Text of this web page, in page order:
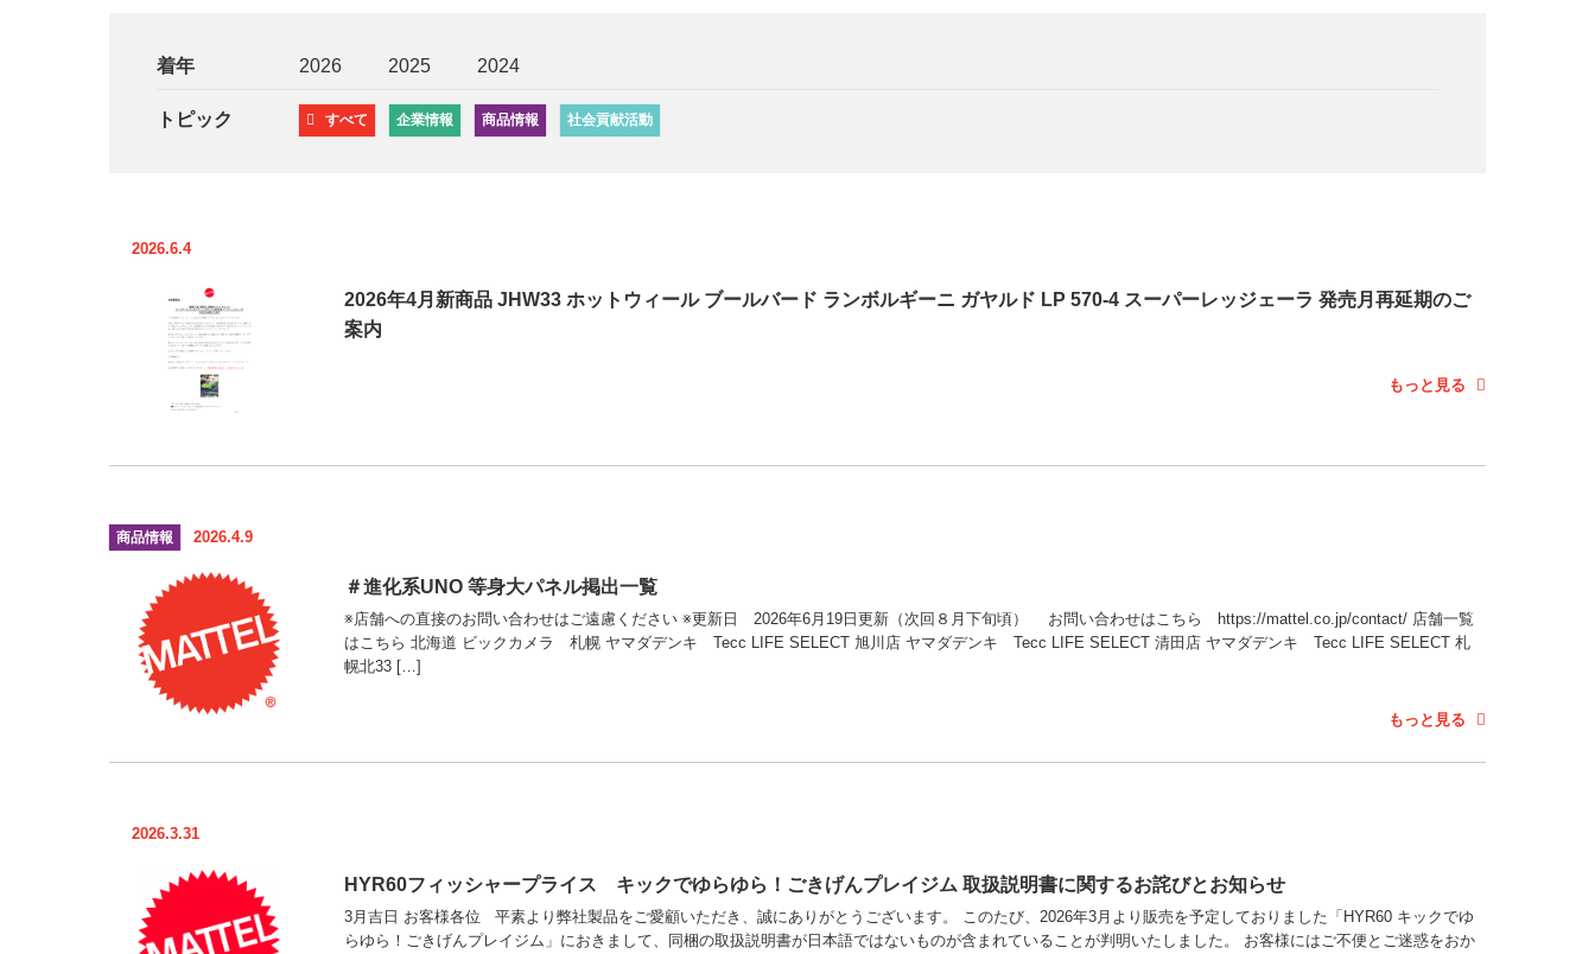
着年 2026 2025 2024
トピック すべて 企業情報 商品情報 社会貢献活動
2026.6.4
2026年4月新商品 JHW33 ホットウィール ブールバード ランボルギーニ ガヤルド LP 570-4 スーパーレッジェーラ 発売月再延期のご
案内
もっと見る
商品情報 2026.4.9
＃進化系UNO 等身大パネル掲出一覧
※店舗への直接のお問い合わせはご遠慮ください ※更新日 2026年6月19日更新（次回８月下旬頃） お問い合わせはこちら https://mattel.co.jp/contact/ 店舗一覧
はこちら 北海道 ビックカメラ 札幌 ヤマダデンキ Tecc LIFE SELECT 旭川店 ヤマダデンキ Tecc LIFE SELECT 清田店 ヤマダデンキ Tecc LIFE SELECT 札
幌北33 […]
もっと見る
2026.3.31
HYR60フィッシャープライス キックでゆらゆら！ごきげんプレイジム 取扱説明書に関するお詫びとお知らせ
3月吉日 お客様各位 平素より弊社製品をご愛顧いただき、誠にありがとうございます。 このたび、2026年3月より販売を予定しておりました「HYR60 キックでゆ
らゆら！ごきげんプレイジム」におきまして、同梱の取扱説明書が日本語ではないものが含まれていることが判明いたしました。 お客様にはご不便とご迷惑をおか